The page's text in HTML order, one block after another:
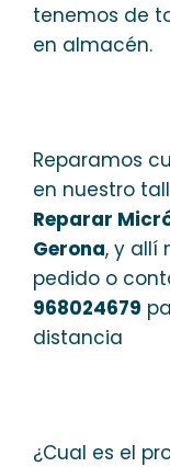
tenemos de
en almacén.
Reparamos
en nuestro
Reparar
Gerona, y allí
pedido o
968024679
distancia
¿Cual es el